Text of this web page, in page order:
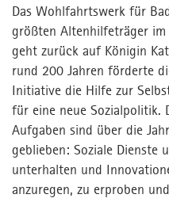
Kontakt
Kontakt
Presse
Fachforum
MPortal
Interner Bereich
Das Wohlfahrtswerk für
größten Altenhilfeträger
geht zurück auf Königin
rund 200 Jahren förderte
Initiative die Hilfe zur
für eine neue Sozialpolitik.
Aufgaben sind über die
geblieben: Soziale Dienste
unterhalten und
anzuregen, zu erproben